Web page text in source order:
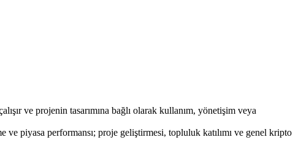
ve projenin tasarımına bağlı olarak kullanım, yönetişim veya
piyasa performansı; proje geliştirmesi, topluluk katılımı ve genel kripto